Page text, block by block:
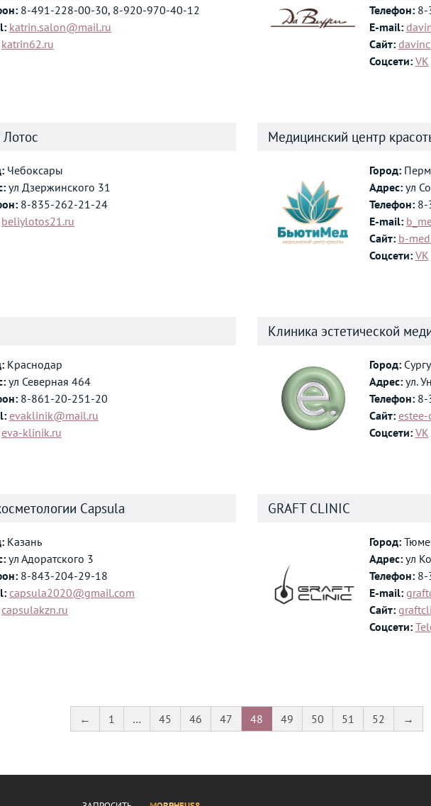
8-491-228-00-30, 8-920-970-40-12
katrin.salon@mail.ru
katrin62.ru
Телефон:8-
E-mail:
Сайт:
Соцсети: VK
Чебоксары
ул Дзержинского 31
8-835-262-21-24
beliylotos21.ru
Медицинский центр
Город:
Адрес:ул
Телефон:8-
E-mail:
Сайт: b-
Соцсети: VK
Краснодар
ул Северная 464
8-861-20-251-20
evaklinik@mail.ru
eva-klinik.ru
Клиника эстетической
Город:
Адрес:ул.
Телефон:8-
Сайт:
Соцсети: VK
Capsula
Казань
ул Адоратского 3
8-843-204-29-18
capsula2020@gmail.com
capsulakzn.ru
GRAFT CLINIC
Город:
Адрес:ул
Телефон:8-
E-mail:
Сайт:
Соцсети:
← 1 … 45 46 47 48 49 50 51 52 →